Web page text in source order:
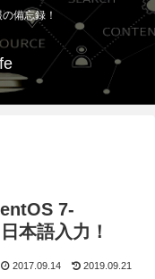
備忘録！
7-
本語入力！
2017.09.14 2019.09.21